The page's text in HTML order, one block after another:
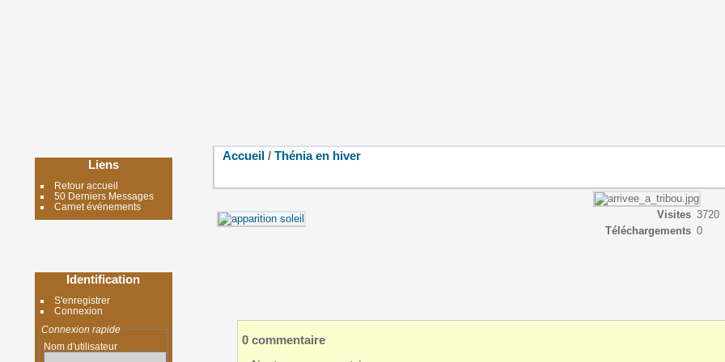
Liens
Retour accueil
50 Derniers Messages
Carnet événements
Identification
S'enregistrer
Connexion
Connexion rapide
Nom d'utilisateur
Accueil / Thénia en hiver
Visites 3720
Téléchargements 0
0 commentaire